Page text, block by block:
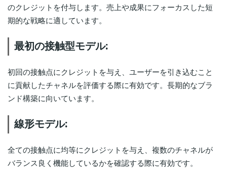
のクレジットを付与します。売上や成果にフォーカスした短
期的な戦略に適しています。
最初の接触型モデル:
初回の接触点にクレジットを与え、ユーザーを引き込むこと
に貢献したチャネルを評価する際に有効です。長期的なブラ
ンド構築に向いています。
線形モデル:
全ての接触点に均等にクレジットを与え、複数のチャネルが
バランス良く機能しているかを確認する際に有効です。